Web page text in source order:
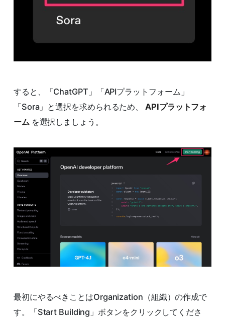
すると、「ChatGPT」「APIプラットフォーム」
「Sora」と選択を求められるため、APIプラットフォ
ームを選択しましょう。
最初にやるべきことはOrganization（組織）の作成で
す。「Start Building」ボタンをクリックしてくださ